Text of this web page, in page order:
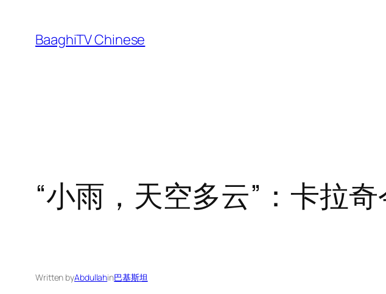
content
BaaghiTV Chinese
“小雨，天空多云”：卡拉
Written byAbdullahin巴基斯坦